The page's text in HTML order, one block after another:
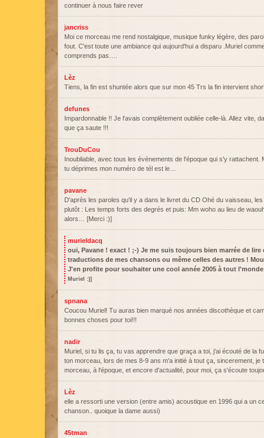
continuer à nous faire rever
jancriss
Moi ce morceau me rend nostalgique, musique funky légère, des
fout. C'est toute une ambiance qui aujourd'hui a disparu .Muriel
comprends pas….
Lèz
Tiens, la fin est shuntée alors que sur mon 45 Trs la fin intervient
defunes
Impardonnable !! Je l'avais complètement oubliée celle-là. Allez vite,
que ça saute !!!
TrouDuCou
Inoubliable, avec tous les événements de l'époque qui s'y rattachent.
tu déprimes mon numéro de tél est le…
pavane
D'après les paroles qu'il y a dans le livret du CD Ohé du vaisseau,
plutôt : Les temps forts des degrés et puis: Mm woho au lieu de
alors… [Merci :)]
murieldacq
oui, Pavane ! exact ! ;-) Je me suis toujours bien marrée de lire
traductions de mes chansons ou même celles des autres !
J'en profite pour souhaiter une cool année 2005 à tout
Muriel :)]
spnana
Coucou Muriel! Tu auras bien marqué nos années discothèque et
bonnes choses pour toi!!!
nadir
Muriel, si tu lis ça, tu vas apprendre que graça a toi, j'ai écouté de la
ton morceau, lors de mes 8-9 ans m'a initié à tout ça, sincerement,
morceau, à l'époque, et encore d'actualité, pour moi, ça s'écoute
Lèz
elle a ressorti une version (entre amis) acoustique en 1996 qui a un
chanson.. quoique la dame aussi)
45tman